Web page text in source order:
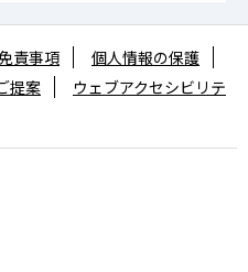
責事項
個人情報の保護
提案
ウェブアクセシビリテ